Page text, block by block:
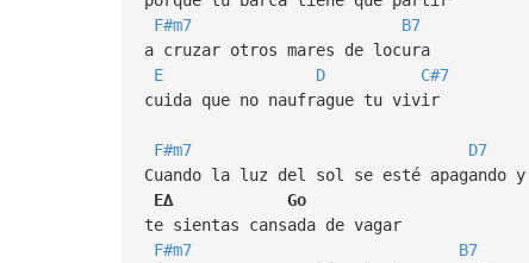
F#m7
B7
a cruzar otros mares de locura
E
D
C#7
cuida que no naufrague tu vivir
F#m7
D7
Cuando la luz del sol se esté apagando y
E∆
Go
te sientas cansada de vagar
F#m7
B7